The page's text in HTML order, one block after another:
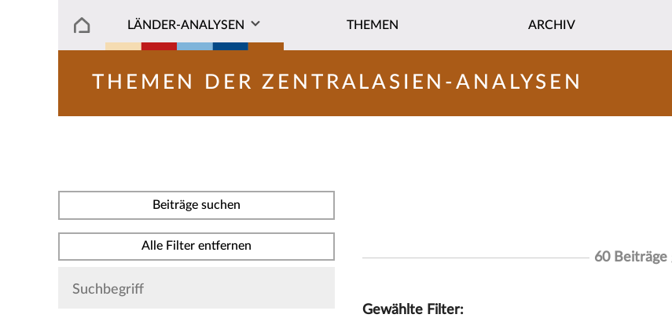
LÄNDER-ANALYSEN THEMEN ARCHIV
THEMEN DER ZENTRALASIEN-ANALYSEN
Beiträge suchen
Alle Filter entfernen
60 Beiträge
Gewählte Filter: